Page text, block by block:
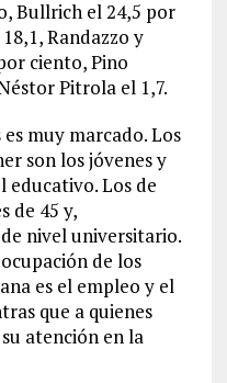
Bullrich el 24,5 por
Randazzo y
ciento, Pino
Pitrola el 1,7.
muy marcado. Los
son los jóvenes y
educativo. Los de
de 45 y,
nivel universitario.
de los
es el empleo y el
que a quienes
atención en la